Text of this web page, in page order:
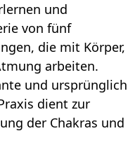
und
von fünf
die mit Körper,
arbeiten.
und ursprünglich
dient zur
der Chakras und